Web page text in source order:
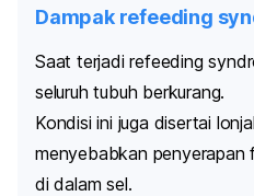
Dampak refeeding
Saat terjadirefeeding
seluruh tubuh berkurang.
Kondisi ini juga disertai
menyebabkan
di dalam sel.